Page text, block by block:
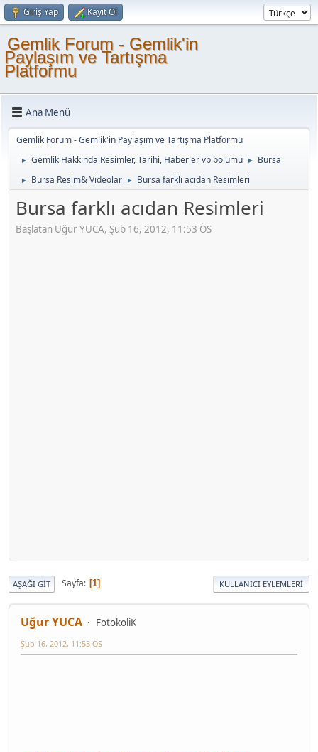
Giriş Yap Kayıt Ol
Gemlik Forum - Gemlik'in
Paylaşım ve Tartışma
Platformu
Ana Menü
Gemlik Forum - Gemlik'in Paylaşım ve Tartışma Platformu
► Gemlik Hakkında Resimler, Tarihi, Haberler vb bölümü ► Bursa
► Bursa Resim& Videolar ► Bursa farklı acıdan Resimleri
Bursa farklı acıdan Resimleri
Başlatan Uğur YUCA, Şub 16, 2012, 11:53 ÖS
AŞAĞI GIT Sayfa 1 KULLANICI EYLEMLERI
Uğur YUCA FotokoliK
Şub 16, 2012, 11:53 ÖS